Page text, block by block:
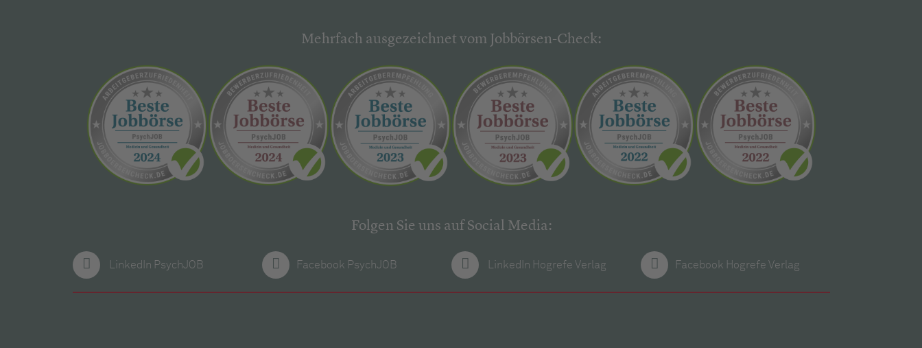
Mehrfach ausgezeichnet vom Jobbörsen-Check:
Folgen Sie uns auf Social Media:
LinkedIn PsychJOB Facebook PsychJOB LinkedIn Hogrefe Verlag Facebook Hogrefe Verlag